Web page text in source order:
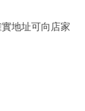
地址可向店家